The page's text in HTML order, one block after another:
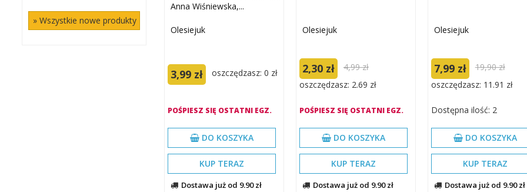
» Wszystkie nowe produkty
Anna Wiśniewska,...
Olesiejuk
3,99 zł oszczędzasz: 0 zł
POŚPIESZ SIĘ OSTATNI EGZ.
DO KOSZYKA
KUP TERAZ
Dostawa już od 9.90 zł
Olesiejuk
2,30 zł
4,99 zł
oszczędzasz: 2.69 zł
POŚPIESZ SIĘ OSTATNI EGZ.
DO KOSZYKA
KUP TERAZ
Dostawa już od 9.90 zł
Olesiejuk
7,99 zł
19,90 zł
oszczędzasz: 11.91 zł
Dostępna ilość: 2
DO KOSZYKA
KUP TERAZ
Dostawa już od 9.90 zł